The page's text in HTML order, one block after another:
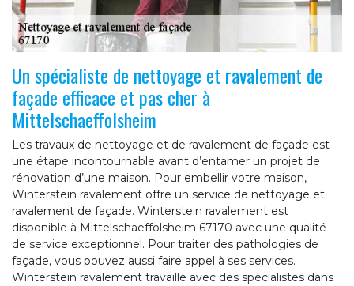
Un spécialiste de nettoyage et ravalement de
façade efficace et pas cher à
Mittelschaeffolsheim
Les travaux de nettoyage et de ravalement de façade est
une étape incontournable avant d’entamer un projet de
rénovation d’une maison. Pour embellir votre maison,
Winterstein ravalement offre un service de nettoyage et
ravalement de façade. Winterstein ravalement est
disponible à Mittelschaeffolsheim 67170 avec une qualité
de service exceptionnel. Pour traiter des pathologies de
façade, vous pouvez aussi faire appel à ses services.
Winterstein ravalement travaille avec des spécialistes dans